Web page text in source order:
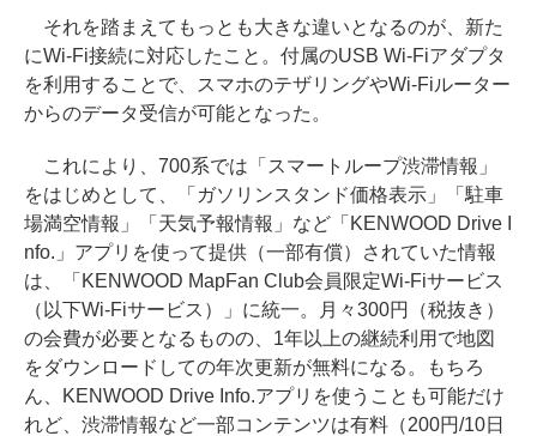
それを踏まえてもっとも大きな違いとなるのが、新た
にWi-Fi接続に対応したこと。付属のUSB Wi-Fiアダプタ
を利用することで、スマホのテザリングやWi-Fiルーター
からのデータ受信が可能となった。
これにより、700系では「スマートループ渋滞情報」
をはじめとして、「ガソリンスタンド価格表示」「駐車
場満空情報」「天気予報情報」など「KENWOOD Drive I
nfo.」アプリを使って提供（一部有償）されていた情報
は、「KENWOOD MapFan Club会員限定Wi-Fiサービス
（以下Wi-Fiサービス）」に統一。月々300円（税抜き）
の会費が必要となるものの、1年以上の継続利用で地図
をダウンロードしての年次更新が無料になる。もちろ
ん、KENWOOD Drive Info.アプリを使うことも可能だけ
れど、渋滞情報など一部コンテンツは有料（200円/10日